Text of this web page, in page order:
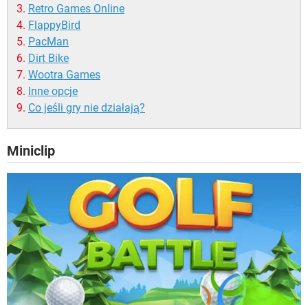
Retro Games Online
FlappyBird
PacMan
Dirt Bike
Wootra Games
Inne opcje
Co jeśli gry nie działają?
Miniclip